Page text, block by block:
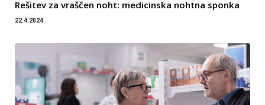
Rešitev za vraščen noht: medicinska nohtna sponka
22.4.2024